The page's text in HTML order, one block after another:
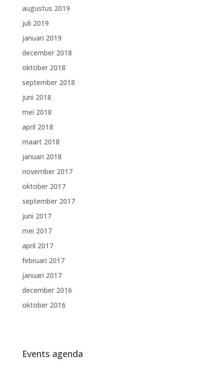
augustus 2019
juli 2019
januari 2019
december 2018
oktober 2018
september 2018
juni 2018
mei 2018
april 2018
maart 2018
januari 2018
november 2017
oktober 2017
september 2017
juni 2017
mei 2017
april 2017
februari 2017
januari 2017
december 2016
oktober 2016
Events agenda